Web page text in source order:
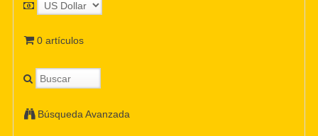
0 artículos
Búsqueda Avanzada